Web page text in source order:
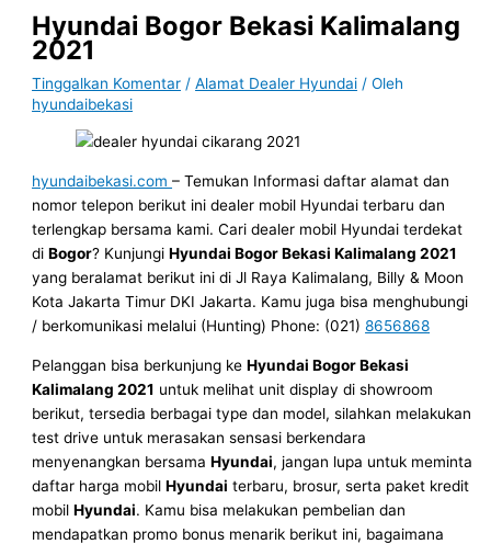
Hyundai Bogor Bekasi Kalimalang
2021
Tinggalkan Komentar /Alamat Dealer Hyundai / Oleh
hyundaibekasi
hyundaibekasi.com– Temukan Informasi daftar alamat dan
nomor telepon berikut ini dealer mobil Hyundai terbaru dan
terlengkap bersama kami. Cari dealer mobil Hyundai terdekat
diBogor? KunjungiHyundai Bogor Bekasi Kalimalang 2021
yang beralamat berikut ini di Jl Raya Kalimalang, Billy & Moon
Kota Jakarta Timur DKI Jakarta. Kamu juga bisa menghubungi
/ berkomunikasi melalui (Hunting) Phone: (021)8656868
Pelanggan bisa berkunjung keHyundai Bogor Bekasi
Kalimalang 2021 untuk melihat unit display di showroom
berikut, tersedia berbagai type dan model, silahkan melakukan
test drive untuk merasakan sensasi berkendara
menyenangkan bersamaHyundai, jangan lupa untuk meminta
daftar harga mobilHyundai terbaru, brosur, serta paket kredit
mobilHyundai. Kamu bisa melakukan pembelian dan
mendapatkan promo bonus menarik berikut ini, bagaimana